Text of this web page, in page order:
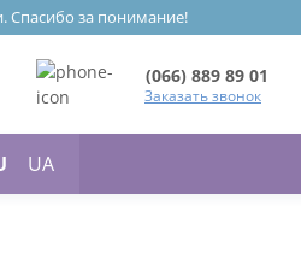
Спасибо за понимание!
(066) 889 89 01
Заказать звонок
UA